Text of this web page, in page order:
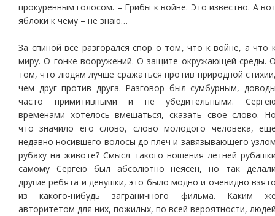
прокуренным голосом. – Грибы к войне. Это известно. А
яблоки к чему – не знаю…
За спиной все разгорался спор о том, что к войне, а что
миру. О гонке вооружений. О защите окружающей среды.
том, что людям лучше сражаться против природной
чем друг против друга. Разговор был сумбурным,
часто примитивными и не убедительными.
временами хотелось вмешаться, сказать свое слово.
что значило его слово, слово молодого человека,
недавно носившего волосы до плеч и завязывающего
рубаху на животе? Смысл такого ношения летней
самому Сергею был абсолютно неясен, но так
другие ребята и девушки, это было модно и очевидно
из какого-нибудь заграничного фильма. Каким
авторитетом для них, пожилых, по всей вероятности,